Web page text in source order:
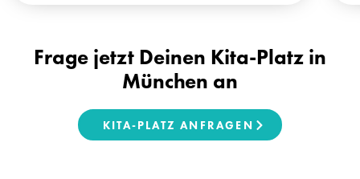
Frage jetzt Deinen Kita-Platz in
München an
KITA-PLATZ ANFRAGEN